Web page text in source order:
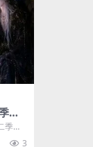
（7
（7
3